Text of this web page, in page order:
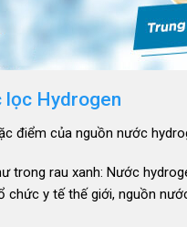
lọc Hydrogen
điểm của nguồn nước
trong rau xanh: Nước
chức y tế thế giới, nguồn